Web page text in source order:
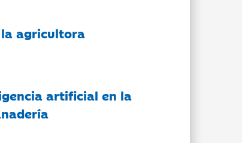
agricultora
artificial en la